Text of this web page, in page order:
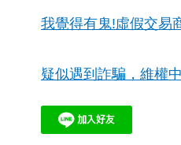
我覺得有鬼!虛假交易
疑似遇到詐騙，維權